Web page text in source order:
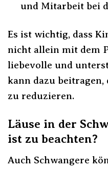
und Mitarbeit bei
Es ist wichtig, dass
nicht allein mit dem
liebevolle und
kann dazu beitragen,
zu reduzieren.
Läuse in der
ist zu beachten?
Auch Schwangere